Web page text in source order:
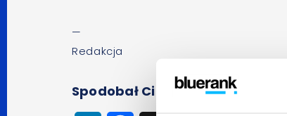
—
Redakcja
Spodobał Ci się artykuł?